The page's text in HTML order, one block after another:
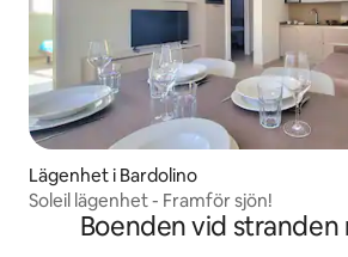
Lägenhet i Bardolino
Soleil lägenhet - Framför sjön!
Boenden vid stranden